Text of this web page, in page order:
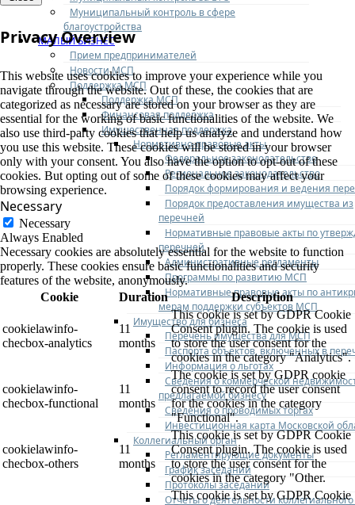
Муниципальный контроль в сфере
благоустройства
МАЛЫЙ БИЗНЕС
Прием предпринимателей
Новости МСП
Поддержка МСП
Поддержка МСП
Финансовая поддержка
Имущественная поддержка
Нормативно-правовые акты
Федеральное законодательство
Региональное законодательство
Порядок формирования и ведения
Порядок предоставления имущества из
перечней
Нормативные правовые акты по
перечней
Административные регламенты
Программы по развитию МСП
Нормативные правовые акты по
мерам поддержки субъектов МСП
Имущество для бизнеса
Перечень имущества для МСП
Паспорта объектов, включенных в
Информация о льготах
Сведения о коммерческой
предлагаемой бизнесу
Сведения о проводимых торгах
Инвестиционная карта Московской
Коллегиальный орган
Регламентирующие документы
График заседаний
Протоколы заседаний
Отчеты о деятельности
Privacy Overview
This website uses cookies to improve your experience while you
navigate through the website. Out of these, the cookies that are
categorized as necessary are stored on your browser as they are
essential for the working of basic functionalities of the website. We
also use third-party cookies that help us analyze and understand how
you use this website. These cookies will be stored in your browser
only with your consent. You also have the option to opt-out of these
cookies. But opting out of some of these cookies may affect your
browsing experience.
Necessary
Necessary
Always Enabled
Necessary cookies are absolutely essential for the website to function
properly. These cookies ensure basic functionalities and security
features of the website, anonymously.
Cookie
Duration Description
cookielawinfo-
checbox-analytics
11
months
This cookie is set by GDPR Cookie
Consent plugin. The cookie is used
to store the user consent for the
cookies in the category "Analytics".
cookielawinfo-
checbox-functional
11
months
The cookie is set by GDPR cookie
consent to record the user consent
for the cookies in the category
"Functional".
cookielawinfo-
checbox-others
11
months
This cookie is set by GDPR Cookie
Consent plugin. The cookie is used
to store the user consent for the
cookies in the category "Other.
This cookie is set by GDPR Cookie